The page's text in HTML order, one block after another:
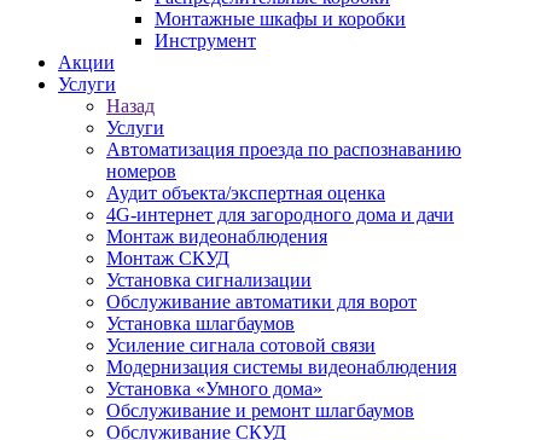
Монтажные шкафы и коробки
Инструмент
Акции
Услуги
Назад
Услуги
Автоматизация проезда по распознаванию
номеров
Аудит объекта/экспертная оценка
4G-интернет для загородного дома и дачи
Монтаж видеонаблюдения
Монтаж СКУД
Установка сигнализации
Обслуживание автоматики для ворот
Установка шлагбаумов
Усиление сигнала сотовой связи
Модернизация системы видеонаблюдения
Установка «Умного дома»
Обслуживание и ремонт шлагбаумов
Обслуживание СКУД